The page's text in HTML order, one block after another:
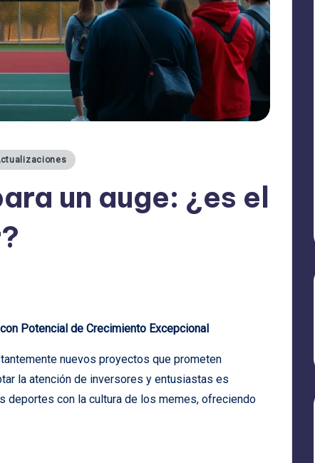
un auge: ¿es el
Potencial de Crecimiento Excepcional
nuevos proyectos que prometen
la atención de inversores y entusiastas es
deportes con la cultura de los memes, ofreciendo